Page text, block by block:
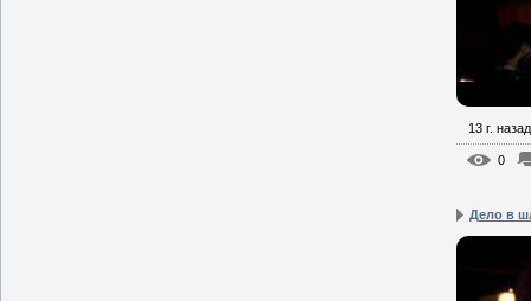
13 г. назад
0
Дело в